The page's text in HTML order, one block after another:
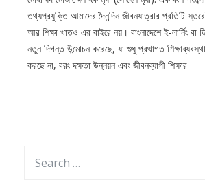
তথ্যপ্রযুক্তি আমাদের দৈনন্দিন জীবনযাত্রার প্রতিটি
আর শিক্ষা খাতও এর বাইরে নয়। বাংলাদেশে ই-লার্নিং বা
নতুন দিগন্ত উন্মোচন করেছে, যা শুধু প্রথাগত
করছে না, বরং দক্ষতা উন্নয়ন এবং জীবনব্যাপী শিক্ষার